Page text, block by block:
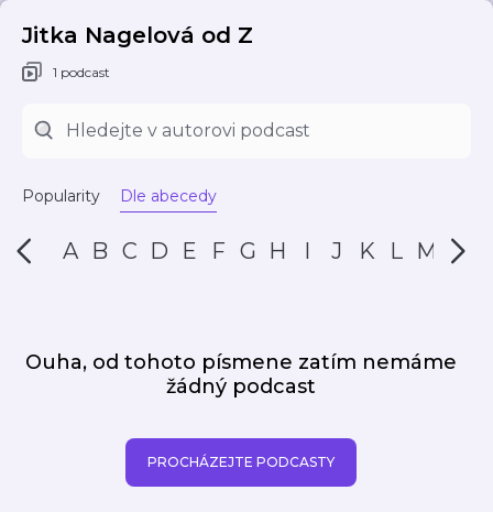
Jitka Nagelová od Z
1 podcast
Popularity Dle abecedy
A B C D E F G H I J K L M N
Ouha, od tohoto písmene zatím nemáme
žádný podcast
PROCHÁZEJTE PODCASTY